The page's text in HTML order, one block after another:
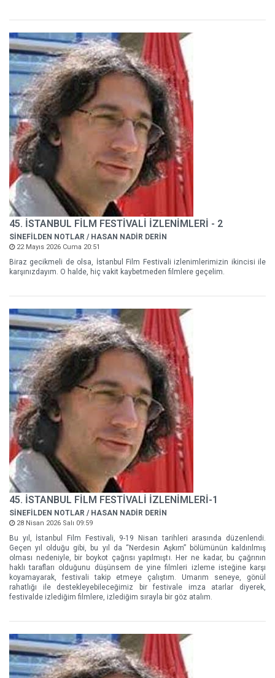
45. İSTANBUL FİLM FESTİVALİ İZLENİMLERİ - 2
SİNEFİLDEN NOTLAR / HASAN NADİR DERİN
22 Mayıs 2026 Cuma 20:51
Biraz gecikmeli de olsa, İstanbul Film Festivali izlenimlerimizin ikincisi ile
karşınızdayım. O halde, hiç vakit kaybetmeden filmlere geçelim.
45. İSTANBUL FİLM FESTİVALİ İZLENİMLERİ-1
SİNEFİLDEN NOTLAR / HASAN NADİR DERİN
28 Nisan 2026 Salı 09:59
Bu yıl, İstanbul Film Festivali, 9-19 Nisan tarihleri arasında düzenlendi.
Geçen yıl olduğu gibi, bu yıl da “Nerdesin Aşkım” bölümünün kaldırılmış
olması nedeniyle, bir boykot çağrısı yapılmıştı. Her ne kadar, bu çağrının
haklı tarafları olduğunu düşünsem de yine filmleri izleme isteğine karşı
koyamayarak, festivali takip etmeye çalıştım. Umarım seneye, gönül
rahatlığı ile destekleyebileceğimiz bir festivale imza atarlar diyerek,
festivalde izlediğim filmlere, izlediğim sırayla bir göz atalım.